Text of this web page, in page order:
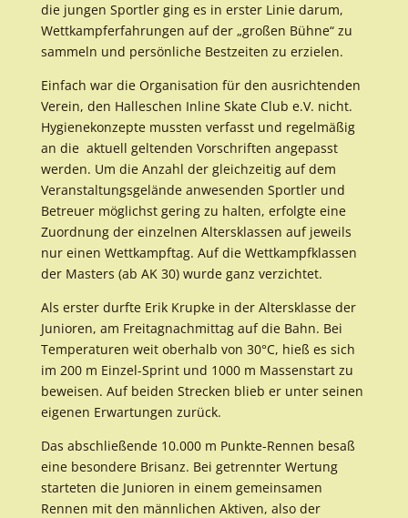
die jungen Sportler ging es in erster Linie darum,
Wettkampferfahrungen auf der „großen Bühne“ zu
sammeln und persönliche Bestzeiten zu erzielen.
Einfach war die Organisation für den ausrichtenden
Verein, den Halleschen Inline Skate Club e.V. nicht.
Hygienekonzepte mussten verfasst und regelmäßig
an die aktuell geltenden Vorschriften angepasst
werden. Um die Anzahl der gleichzeitig auf dem
Veranstaltungsgelände anwesenden Sportler und
Betreuer möglichst gering zu halten, erfolgte eine
Zuordnung der einzelnen Altersklassen auf jeweils
nur einen Wettkampftag. Auf die Wettkampfklassen
der Masters (ab AK 30) wurde ganz verzichtet.
Als erster durfte Erik Krupke in der Altersklasse der
Junioren, am Freitagnachmittag auf die Bahn. Bei
Temperaturen weit oberhalb von 30°C, hieß es sich
im 200 m Einzel-Sprint und 1000 m Massenstart zu
beweisen. Auf beiden Strecken blieb er unter seinen
eigenen Erwartungen zurück.
Das abschließende 10.000 m Punkte-Rennen besaß
eine besondere Brisanz. Bei getrennter Wertung
starteten die Junioren in einem gemeinsamen
Rennen mit den männlichen Aktiven, also der